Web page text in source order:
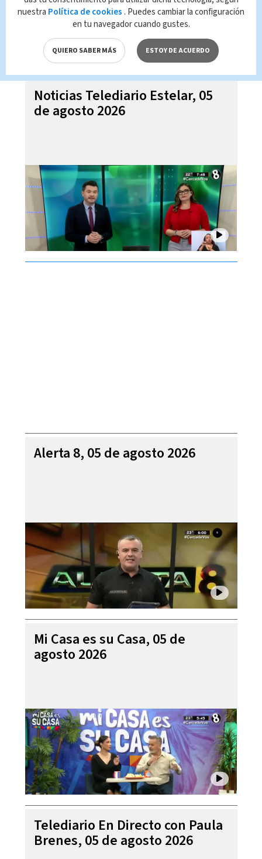
Noticias Telediario Estelar, 05
de agosto 2026
Alerta 8, 05 de agosto 2026
Mi Casa es su Casa, 05 de
agosto 2026
Telediario En Directo con Paula
Brenes, 05 de agosto 2026
nuestra Política de cookies . Puedes cambiar la configuración
en tu navegador cuando gustes.
QUIERO SABER MÁS ESTOY DE ACUERDO